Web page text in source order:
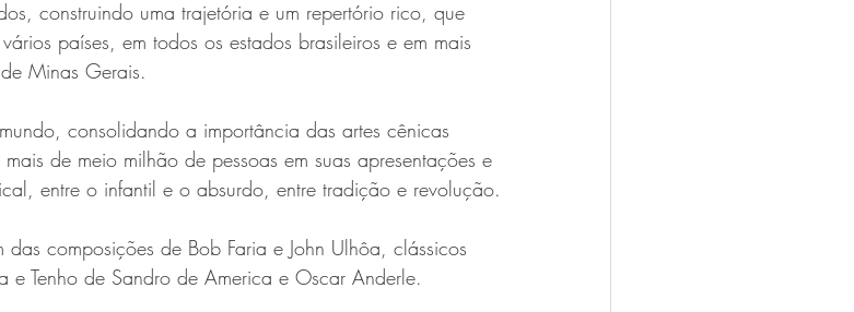
construindo uma trajetória e um repertório rico, que
países, em todos os estados brasileiros e em mais
Minas Gerais.
consolidando a importância das artes cênicas
de meio milhão de pessoas em suas apresentações e
entre o infantil e o absurdo, entre tradição e revolução.
composições de Bob Faria e John Ulhôa, clássicos
e Tenho de Sandro de America e Oscar Anderle.